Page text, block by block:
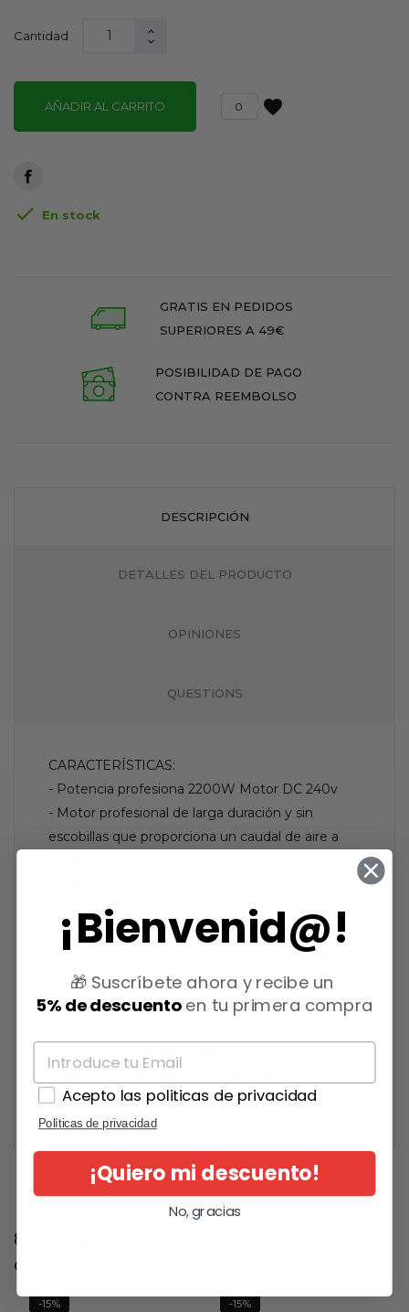
Cantidad
AÑADIR AL CARRITO favorite
0
 En stock
GRATIS EN PEDIDOS
SUPERIORES A 49€
POSIBILIDAD DE PAGO
CONTRA REEMBOLSO
DESCRIPCIÓN
DETALLES DEL PRODUCTO
OPINIONES
QUESTIONS
CARACTERÍSTICAS:
- Potencia profesiona 2200W Motor DC 240v
- Motor profesional de larga duración y sin
escobillas que proporciona un caudal de aire a
- Revolucionaria tecnología Aeroprecis para un uso
más intuitivo y un secado más preciso.
- Potencia variable y control de temperatura.
Incluye botón de aire frío.
- Diseño ergonómico y más ligero
- Peso: 780gr (sin embalaje)
- Enchufe europeo
8 otros productos en la misma
categoría:
-15% -15%
¡Bienvenid@!
🎁 Suscríbete ahora y recibe un
5% de descuentoen tu primera compra
Acepto las politicas de privacidad
Políticas de privacidad
¡Quiero mi descuento!
No, gracias